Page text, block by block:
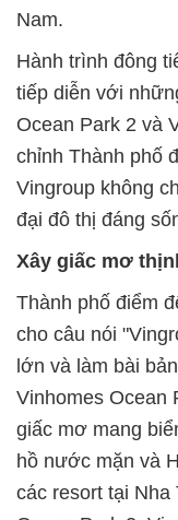
Nam.
Hành trình đông
tiếp diễn với
Ocean Park 2 và
chỉnh Thành phố
Vingroup không
đại đô thị đáng
Xây giấc mơ
Thành phố điểm
cho câu nói
lớn và làm bài
Vinhomes Ocean
giấc mơ mang
hồ nước mặn và
các resort tại